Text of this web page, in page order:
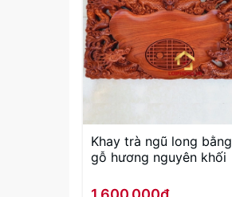
Khay trà ngũ long bằng
gỗ hương nguyên khối